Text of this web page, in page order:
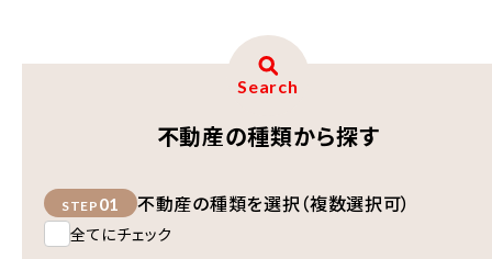
Search
不動産の種類から探す
STEP 01 不動産の種類を選択（複数選択可）
全てにチェック